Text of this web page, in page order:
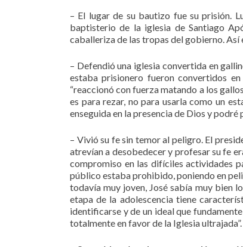
– El lugar de su bautizo fue su prisión.
baptisterio de la iglesia de Santiago
caballeriza de las tropas del gobierno.
– Defendió una iglesia convertida en
estaba prisionero fueron convertidos
“reaccionó con fuerza matando a los
es para rezar, no para usarla como un
enseguida en la presencia de Dios y podré
– Vivió su fe sin temor al peligro. El
atrevían a desobedecer y profesar su fe
compromiso en las difíciles actividades
público estaba prohibido, poniendo en
todavía muy joven, José sabía muy bien
etapa de la adolescencia tiene
identificarse y de un ideal que
totalmente en favor de la Iglesia ultrajada”.